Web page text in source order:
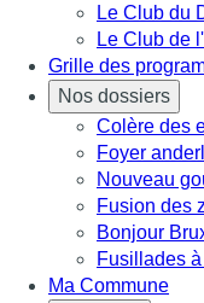
Le Club du
Le Club de
Grille des
Nos dossiers
Colère des
Foyer
Nouveau
Fusion des
Bonjour
Fusillades
Ma Commune